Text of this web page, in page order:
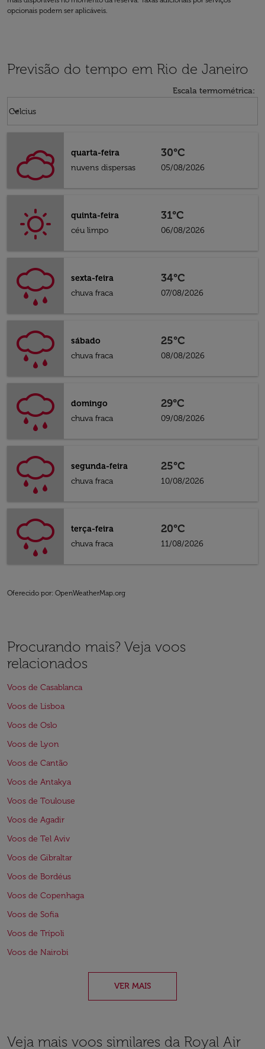
opcionais podem ser aplicáveis.
Previsão do tempo em Rio de Janeiro
Escala termométrica:
Celcius
keyboard_arrow_down
quarta-feira
nuvens dispersas
30°C
05/08/2026
quinta-feira
céu limpo
31°C
06/08/2026
sexta-feira
chuva fraca
34°C
07/08/2026
sábado
chuva fraca
25°C
08/08/2026
domingo
chuva fraca
29°C
09/08/2026
segunda-feira
chuva fraca
25°C
10/08/2026
terça-feira
chuva fraca
20°C
11/08/2026
Oferecido por: OpenWeatherMap.org
Procurando mais? Veja voos
relacionados
Voos de Casablanca
Voos de Lisboa
Voos de Oslo
Voos de Lyon
Voos de Cantão
Voos de Antakya
Voos de Toulouse
Voos de Agadir
Voos de Tel Aviv
Voos de Gibraltar
Voos de Bordéus
Voos de Copenhaga
Voos de Sofia
Voos de Trípoli
Voos de Nairobi
VER MAIS
Veja mais voos similares da Royal Air